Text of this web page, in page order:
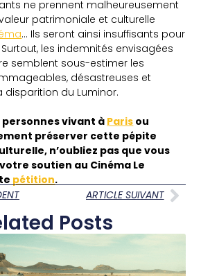
ne prennent malheureusement
patrimoniale et culturelle
… Ils seront ainsi insuffisants pour
les indemnités envisagées
semblent sous-estimer les
désastreuses et
disparition du Luminor.
vivant à Paris ou
préserver cette pépite
n’oubliez pas que vous
soutien au Cinéma Le
pétition.
ARTICLE SUIVANT
Posts